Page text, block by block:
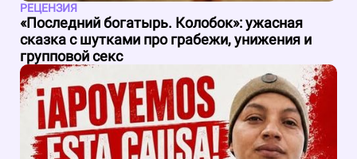
РЕЦЕНЗИЯ
«Последний богатырь. Колобок»: ужасная
сказка с шутками про грабежи, унижения и
групповой секс